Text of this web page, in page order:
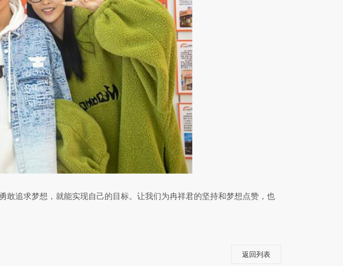
追求梦想，就能实现自己的目标。让我们为冉祥君的坚持和梦想点赞，也
返回列表